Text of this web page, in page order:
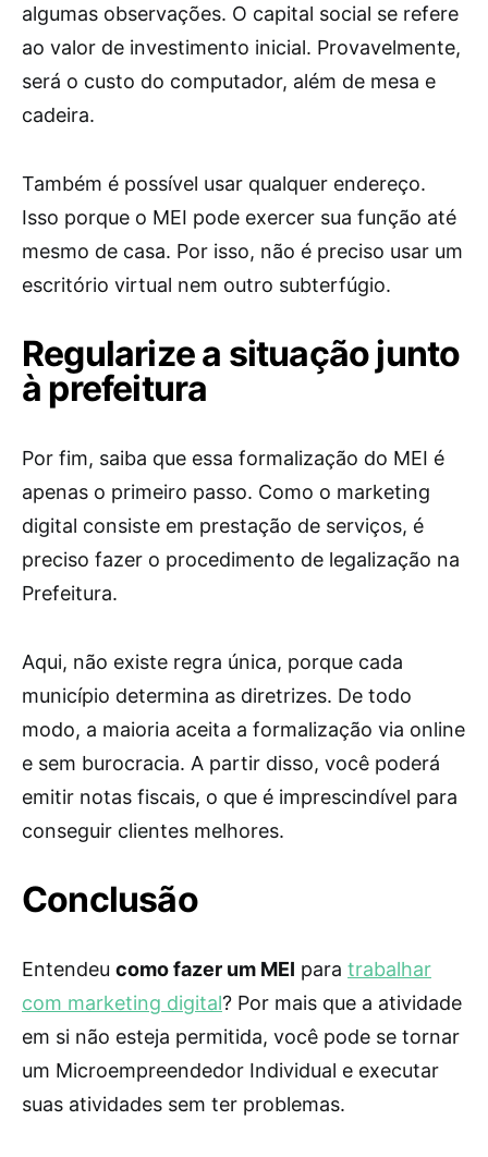
algumas observações. O capital social se refere
ao valor de investimento inicial. Provavelmente,
será o custo do computador, além de mesa e
cadeira.
Também é possível usar qualquer endereço.
Isso porque o MEI pode exercer sua função até
mesmo de casa. Por isso, não é preciso usar um
escritório virtual nem outro subterfúgio.
Regularize a situação junto
à prefeitura
Por fim, saiba que essa formalização do MEI é
apenas o primeiro passo. Como o marketing
digital consiste em prestação de serviços, é
preciso fazer o procedimento de legalização na
Prefeitura.
Aqui, não existe regra única, porque cada
município determina as diretrizes. De todo
modo, a maioria aceita a formalização via online
e sem burocracia. A partir disso, você poderá
emitir notas fiscais, o que é imprescindível para
conseguir clientes melhores.
Conclusão
Entendeu como fazer um MEI para trabalhar
com marketing digital? Por mais que a atividade
em si não esteja permitida, você pode se tornar
um Microempreendedor Individual e executar
suas atividades sem ter problemas.